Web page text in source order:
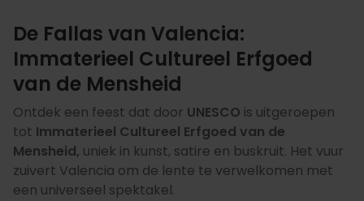
De Fallas van Valencia:
Immaterieel Cultureel Erfgoed
van de Mensheid
Ontdek een feest dat door UNESCO is uitgeroepen
tot Immaterieel Cultureel Erfgoed van de
Mensheid, uniek in kunst, satire en buskruit. Het vuur
zuivert Valencia om de lente te verwelkomen met
een universeel spektakel.